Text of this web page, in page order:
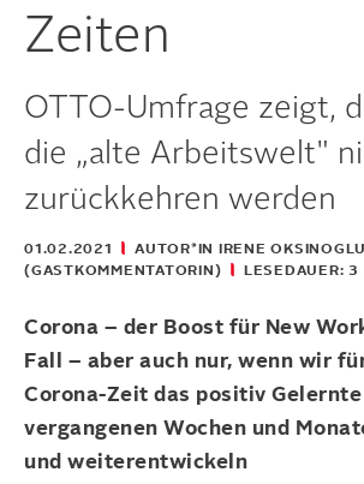
Zeiten
OTTO-Umfrage zeigt,
die „alte Arbeitswelt"
zurückkehren werden
01.02.2021
AUTOR*IN IRENE OKSINOGLU
(GASTKOMMENTATORIN)
LESEDAUER: 3
Corona – der Boost für New
Fall – aber auch nur, wenn wir
Corona-Zeit das positiv
vergangenen Wochen und
und weiterentwickeln